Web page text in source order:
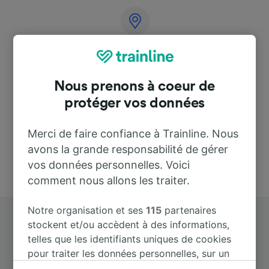
Spain
Nous prenons à coeur de
protéger vos données
Merci de faire confiance à Trainline. Nous
avons la grande responsabilité de gérer
vos données personnelles. Voici
comment nous allons les traiter.
Notre organisation et ses115 partenaires
stockent et/ou accèdent à des informations,
telles que les identifiants uniques de cookies
pour traiter les données personnelles, sur un